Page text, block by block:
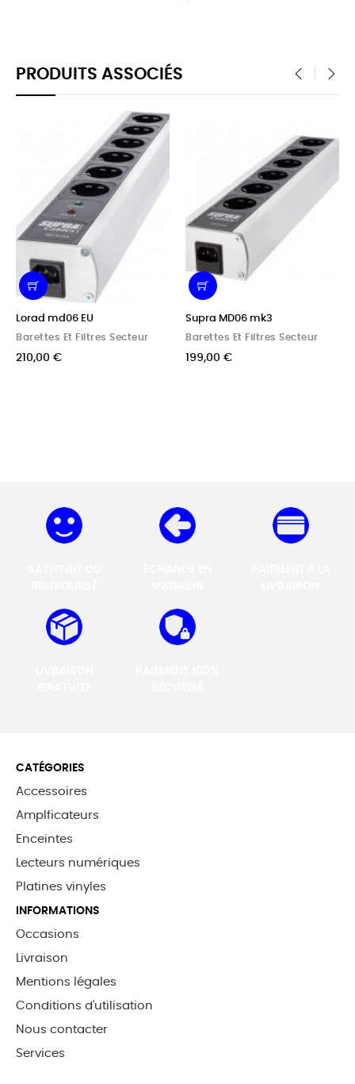
PRODUITS ASSOCIÉS
Lorad md06 EU
Barettes Et Filtres Secteur
210,00 €
Supra MD06 mk3
Barettes Et Filtres Secteur
199,00 €
CATÉGORIES
Accessoires
Amplficateurs
Enceintes
Lecteurs numériques
Platines vinyles
INFORMATIONS
Occasions
Livraison
Mentions légales
Conditions d'utilisation
Nous contacter
Services